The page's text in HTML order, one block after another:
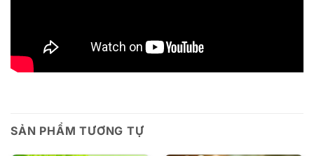
SẢN PHẨM TƯƠNG TỰ